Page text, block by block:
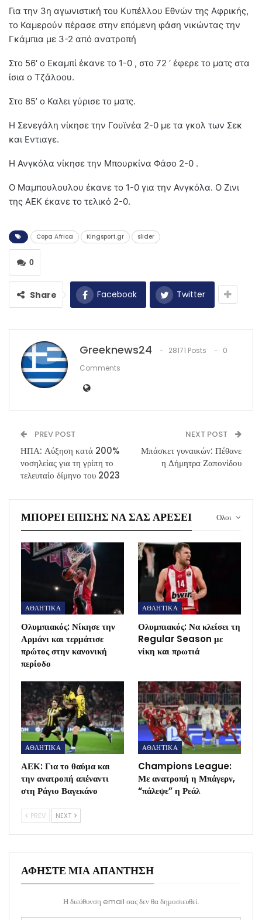
Για την 3η αγωνιστική του Κυπέλλου Εθνών της Αφρικής,
το Καμερούν πέρασε στην επόμενη φάση νικώντας την
Γκάμπια με 3-2 από ανατροπή
Στο 56′ ο Εκαμπί έκανε το 1-0 , στο 72 ‘ έφερε το ματς στα
ίσια ο Τζάλοου.
Στο 85’ ο Καλει γύρισε το ματς.
Η Σενεγάλη νίκησε την Γουϊνέα 2-0 με τα γκολ των Σεκ
και Εντιαγε.
Η Ανγκόλα νίκησε την Μπουρκίνα Φάσο 2-0 .
Ο Μαμπουλουλου έκανε το 1-0 για την Ανγκόλα. Ο Ζινι
της ΑΕΚ έκανε το τελικό 2-0.
Copa Africa Kingsport.gr slider
0
Share Facebook Twitter
Greeknews24 28171 Posts
0
Comments
PREV POST
ΗΠΑ: Αύξηση κατά 200%
νοσηλείας για τη γρίπη το
τελευταίο δίμηνο του 2023
NEXT POST
Μπάσκετ γυναικών: Πέθανε
η Δήμητρα Ζαπονίδου
Ολοι
ΜΠΟΡΕΊ ΕΠΊΣΗΣ ΝΑ ΣΑΣ ΑΡΈΣΕΙ
ΑΘΛΗΤΙΚΑ
Ολυμπιακός: Νίκησε την
Αρμάνι και τερμάτισε
πρώτος στην κανονική
περίοδο
ΑΘΛΗΤΙΚΑ
Ολυμπιακός: Να κλείσει τη
Regular Season με
νίκη και πρωτιά
ΑΘΛΗΤΙΚΑ
ΑΕΚ: Για το θαύμα και
την ανατροπή απέναντι
στη Ράγιο Βαγεκάνο
ΑΘΛΗΤΙΚΑ
Champions League:
Με ανατροπή η Μπάγερν,
“πάλεψε” η Ρεάλ
PREV NEXT
ΑΦΉΣΤΕ ΜΙΑ ΑΠΆΝΤΗΣΗ
Η διεύθυνση email σας δεν θα δημοσιευθεί.